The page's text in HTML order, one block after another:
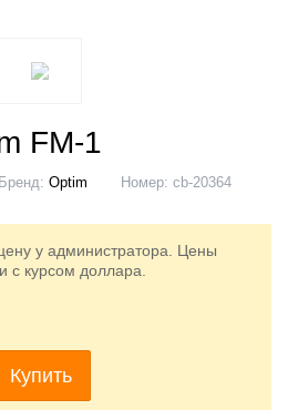
FM-1
Бренд: Optim Номер: cb-20364
у администратора. Цены
с курсом доллара.
Купить